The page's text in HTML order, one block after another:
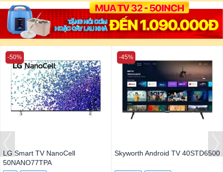
LG Smart TV NanoCell
50NANO77TPA
-50%
Skyworth Android TV 40STD6500
-45%